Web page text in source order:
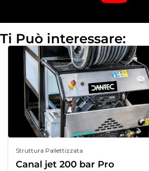
Ti Può interessare:
Struttura Pallettizzata
Canal jet 200 bar Pro